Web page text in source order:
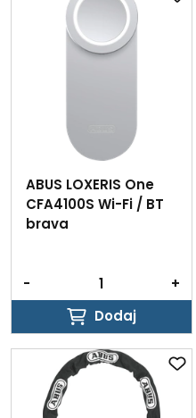
ABUS LOXERIS One
CFA4100S Wi-Fi / BT
brava
-
+
Dodaj
Dodaj